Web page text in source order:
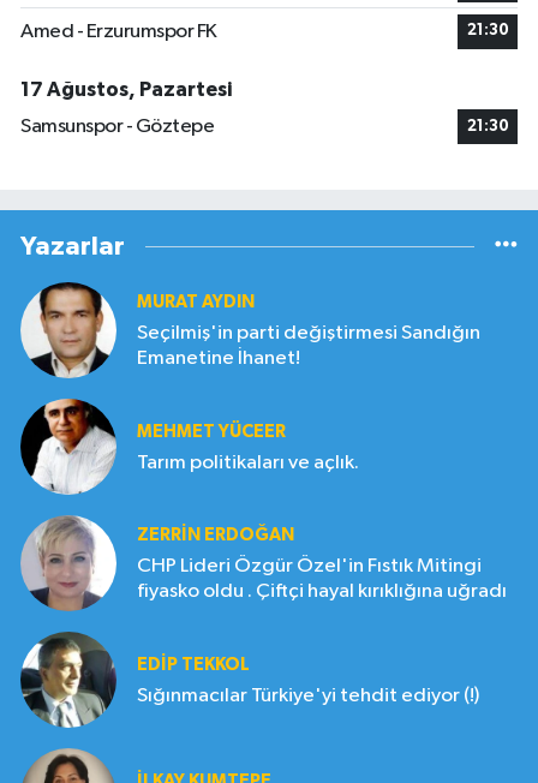
Amed - Erzurumspor FK 21:30
17 Ağustos, Pazartesi
Samsunspor - Göztepe
21:30
Yazarlar
MURAT AYDIN
Seçilmiş'in parti değiştirmesi Sandığın
Emanetine İhanet!
MEHMET YÜCEER
Tarım politikaları ve açlık.
ZERRIN ERDOĞAN
CHP Lideri Özgür Özel'in Fıstık Mitingi
fiyasko oldu . Çiftçi hayal kırıklığına uğradı
EDIP TEKKOL
Sığınmacılar Türkiye'yi tehdit ediyor (!)